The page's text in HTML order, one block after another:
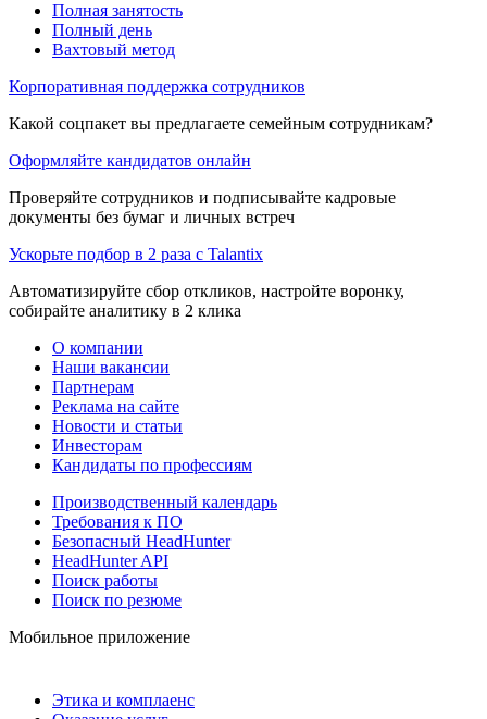
Полная занятость
Полный день
Вахтовый метод
Корпоративная поддержка сотрудников
Какой соцпакет вы предлагаете семейным сотрудникам?
Оформляйте кандидатов онлайн
Проверяйте сотрудников и подписывайте кадровые
документы без бумаг и личных встреч
Ускорьте подбор в 2 раза с Talantix
Автоматизируйте сбор откликов, настройте воронку,
собирайте аналитику в 2 клика
О компании
Наши вакансии
Партнерам
Реклама на сайте
Новости и статьи
Инвесторам
Кандидаты по профессиям
Производственный календарь
Требования к ПО
Безопасный HeadHunter
HeadHunter API
Поиск работы
Поиск по резюме
Мобильное приложение
Этика и комплаенс